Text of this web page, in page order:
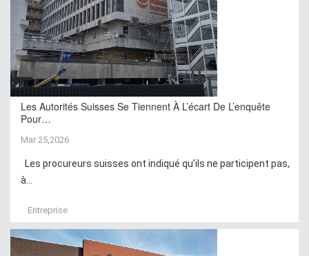
Les Autorités Suisses Se Tiennent À L’écart De L’enquête
Pour…
Mar 25,2026
Les procureurs suisses ont indiqué qu’ils ne participent pas,
à...
Entreprise